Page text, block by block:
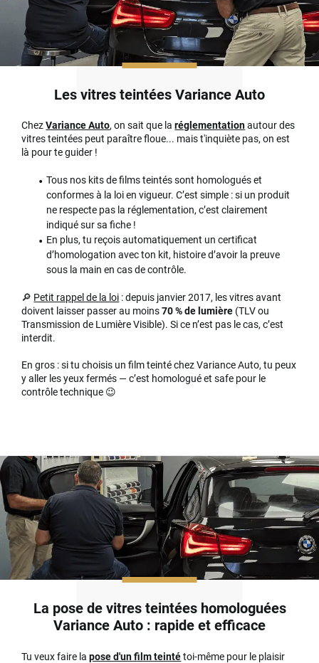
Les vitres teintées Variance Auto
ChezVariance Auto, on sait que laréglementationautour des
vitres teintées peut paraître floue... mais t'inquiète pas, on est
là pour te guider !
Tous nos kits de films teintés sont homologués et
conformes à la loi en vigueur. C’est simple : si un produit
ne respecte pas la réglementation, c’est clairement
indiqué sur sa fiche !
En plus, tu reçois automatiquement un certificat
d’homologation avec ton kit, histoire d’avoir la preuve
sous la main en cas de contrôle.
🔎 Petit rappel de la loi : depuis janvier 2017, les vitres avant
doivent laisser passer au moins70 % de lumière (TLV ou
Transmission de Lumière Visible). Si ce n’est pas le cas, c’est
interdit.
En gros : si tu choisis un film teinté chez Variance Auto, tu peux
y aller les yeux fermés — c’est homologué et safe pour le
contrôle technique 😉
La pose de vitres teintées homologuées
Variance Auto : rapide et efficace
Tu veux faire lapose d'un film teintétoi-même pour le plaisir